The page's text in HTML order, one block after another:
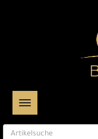
TOGGLE NAVIGATION